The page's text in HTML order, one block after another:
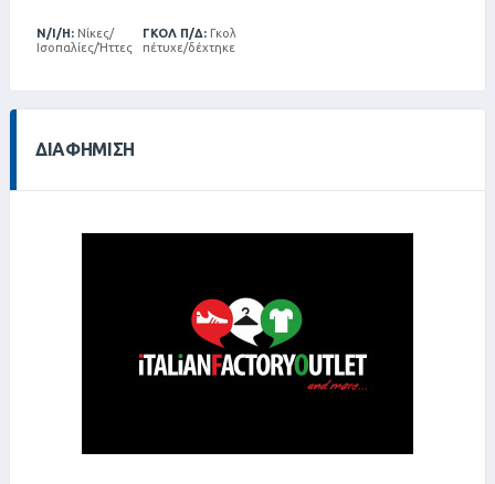
Ν/Ι/Η: Νίκες/
Ισοπαλίες/Ήττες
ΓΚΟΛ Π/Δ:Γκολ
πέτυχε/δέχτηκε
ΔΙΑΦΉΜΙΣΗ